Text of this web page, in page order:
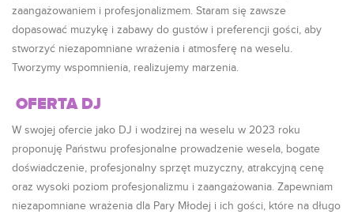
zaangażowaniem i profesjonalizmem. Staram się zawsze
dopasować muzykę i zabawy do gustów i preferencji gości, aby
stworzyć niezapomniane wrażenia i atmosferę na weselu.
Tworzymy wspomnienia, realizujemy marzenia.
OFERTA DJ
W swojej ofercie jako DJ i wodzirej na weselu w 2023 roku
proponuję Państwu profesjonalne prowadzenie wesela, bogate
doświadczenie, profesjonalny sprzęt muzyczny, atrakcyjną cenę
oraz wysoki poziom profesjonalizmu i zaangażowania. Zapewniam
niezapomniane wrażenia dla Pary Młodej i ich gości, które na długo